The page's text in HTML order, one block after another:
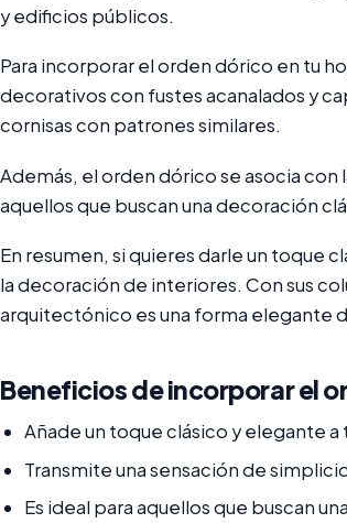
y edificios públicos.
Para incorporar el orden dórico en tu
decorativos con fustes acanalados y
cornisas con patrones similares.
Además, el orden dórico se asocia con
aquellos que buscan una decoración
En resumen, si quieres darle un toque
la decoración de interiores. Con sus
arquitectónico es una forma elegante
Beneficios de incorporar el
Añade un toque clásico y elegante a
Transmite una sensación de
Es ideal para aquellos que buscan